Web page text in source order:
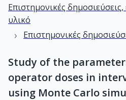
Επιστημονικές
υλικό
› Επιστημονικές
Study of the
operator doses in
using Monte Carlo